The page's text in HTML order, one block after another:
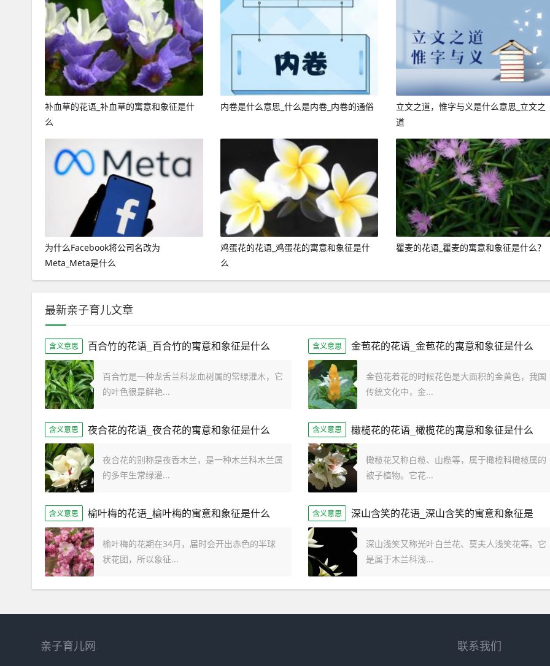
补血草的花语_补血草的寓意和象征是什
么
内卷是什么意思_什么是内卷_内卷的通俗
立文之道，惟字与义是什么意思_立文之
道
为什么Facebook将公司名改为
Meta_Meta是什么
鸡蛋花的花语_鸡蛋花的寓意和象征是什
么
瞿麦的花语_瞿麦的寓意和象征是什么？
最新亲子育儿文章
含义意思 百合竹的花语_百合竹的寓意和象征是什么
百合竹是一种龙舌兰科龙血树属的常绿灌木，它
的叶色很是鲜艳...
含义意思 金苞花的花语_金苞花的寓意和象征是什么
金苞花着花的时候花色是大面积的金黄色，我国
传统文化中，金...
含义意思 夜合花的花语_夜合花的寓意和象征是什么
夜合花的别称是夜香木兰，是一种木兰科木兰属
的多年生常绿灌...
含义意思 橄榄花的花语_橄榄花的寓意和象征是什么
橄榄花又称白榄、山榄等，属于橄榄科橄榄属的
被子植物。它花...
含义意思 榆叶梅的花语_榆叶梅的寓意和象征是什么
榆叶梅的花期在34月，届时会开出赤色的半球
状花团，所以象征...
含义意思 深山含笑的花语_深山含笑的寓意和象征是
深山浅笑又称光叶白兰花、莫夫人浅笑花等。它
是属于木兰科浅...
亲子育儿网 联系我们